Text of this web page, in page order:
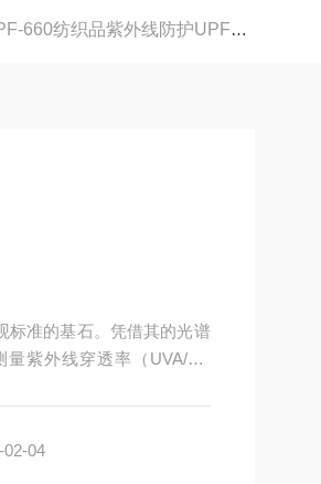
660纺织品紫外线防护UPF分析仪
标准的基石。凭借其的光谱
紫外线穿透率（UVA/UV
择彩谱，让每一份检测报
04